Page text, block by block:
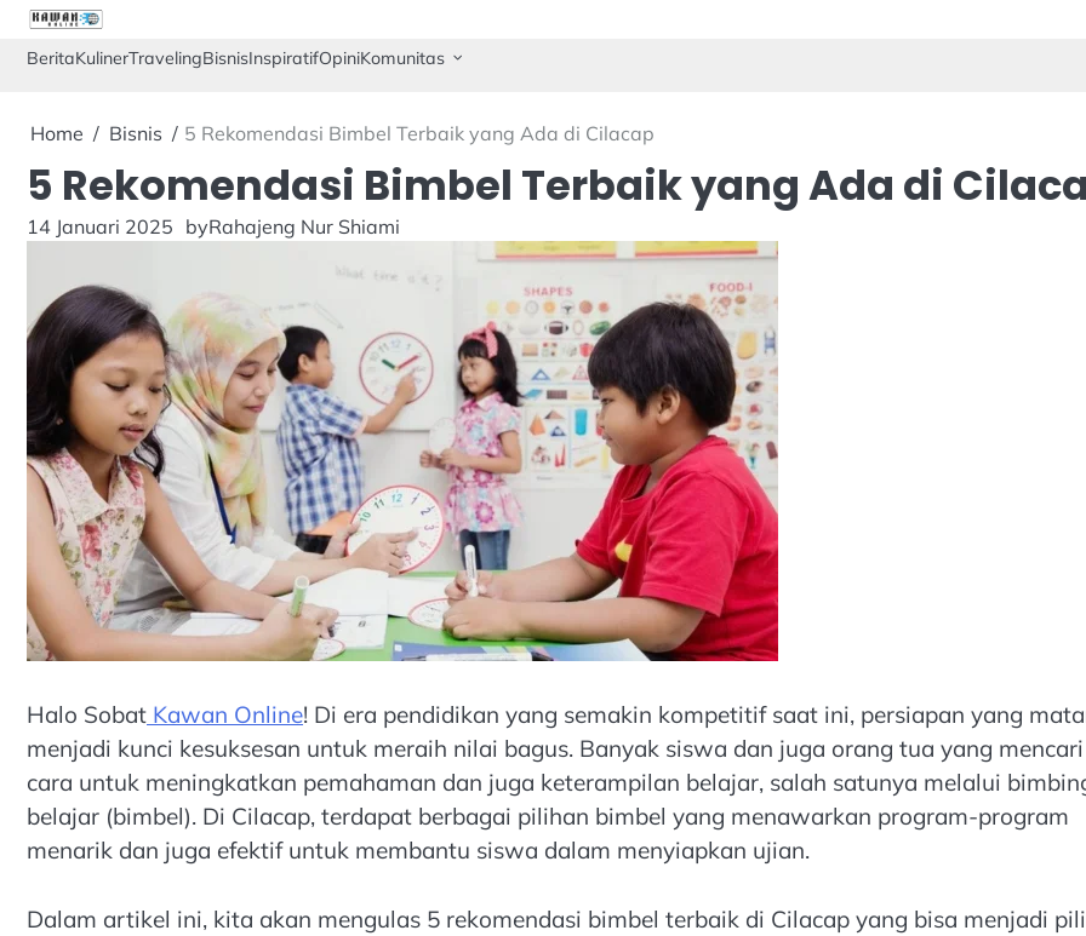
Skip
content
BeritaKulinerTravelingBisnisInspiratifOpiniKomunitas
Home Bisnis 5 Rekomendasi Bimbel Terbaik yang Ada di Cilacap
5 Rekomendasi Bimbel Terbaik yang Ada di
14 Januari 2025 byRahajeng Nur Shiami
Halo Sobat Kawan Online! Di era pendidikan yang semakin kompetitif saat ini, persiapan yang
menjadi kunci kesuksesan untuk meraih nilai bagus. Banyak siswa dan juga orang tua yang mencari
cara untuk meningkatkan pemahaman dan juga keterampilan belajar, salah satunya melalui
belajar (bimbel). Di Cilacap, terdapat berbagai pilihan bimbel yang menawarkan program-program
menarik dan juga efektif untuk membantu siswa dalam menyiapkan ujian.
Dalam artikel ini, kita akan mengulas 5 rekomendasi bimbel terbaik di Cilacap yang bisa menjadi